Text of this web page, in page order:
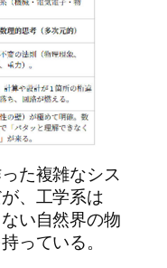
た複雑なシス
、工学系は
い自然界の物
っている。